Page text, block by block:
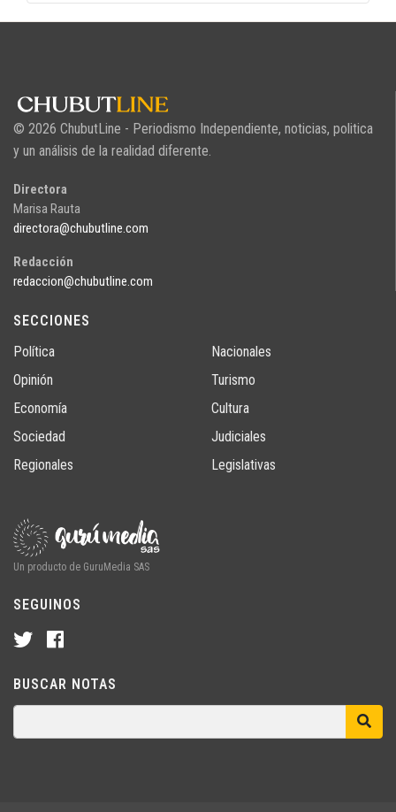
© 2026 ChubutLine - Periodismo Independiente, noticias, politica
y un análisis de la realidad diferente.
Directora
Marisa Rauta
directora@chubutline.com
Redacción
redaccion@chubutline.com
SECCIONES
Política
Opinión
Economía
Sociedad
Regionales
Nacionales
Turismo
Cultura
Judiciales
Legislativas
Un producto de GuruMedia SAS
SEGUINOS
BUSCAR NOTAS